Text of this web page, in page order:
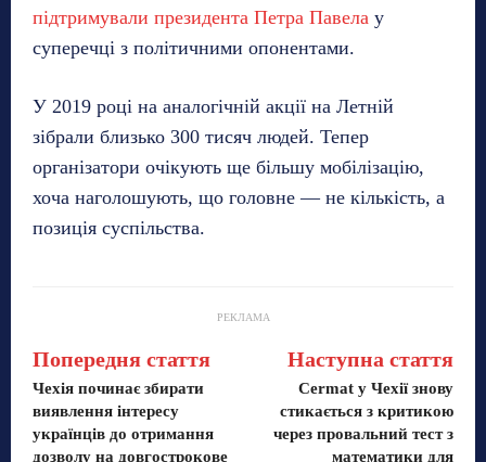
підтримували президента Петра Павела у
суперечці з політичними опонентами.
У 2019 році на аналогічній акції на Летній
зібрали близько 300 тисяч людей. Тепер
організатори очікують ще більшу мобілізацію,
хоча наголошують, що головне — не кількість, а
позиція суспільства.
РЕКЛАМА
Попередня стаття
Чехія починає збирати
виявлення інтересу
українців до отримання
дозволу на довгострокове
Наступна стаття
Cermat у Чехії знову
стикається з критикою
через провальний тест з
математики для